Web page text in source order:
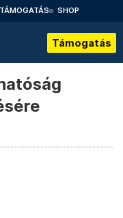
TÁMOGATÁS SHOP
Támogatás